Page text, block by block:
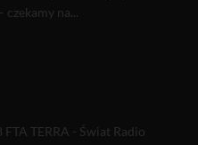
na...
TERRA - Świat Radio